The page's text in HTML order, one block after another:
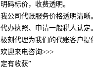
明码标价，收费透明。
我公司代账服务价格透明清晰
代办执照、申请一般税人认定
极刻代理为我们的代账客户提
欢迎来电咨询>>>
定有收获”